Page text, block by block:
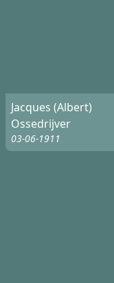
Jacques (Albert)
Ossedrijver
03-06-1911